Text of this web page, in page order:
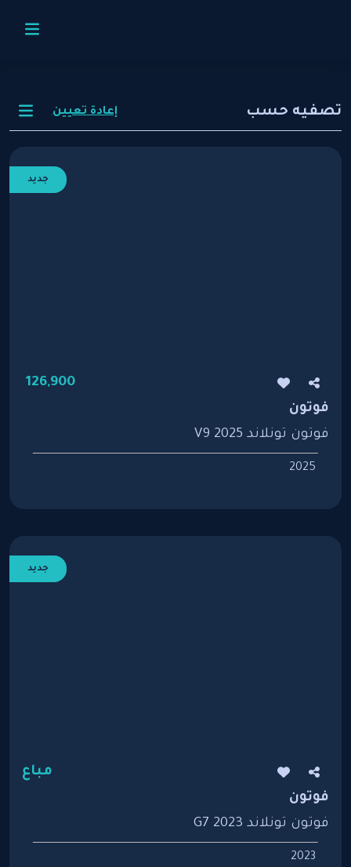
تصفيه حسب إعادة تعيين
جديد
126,900
فوتون
فوتون تونلاند V9 2025
2025
جديد
مباع
فوتون
فوتون تونلاند G7 2023
2023